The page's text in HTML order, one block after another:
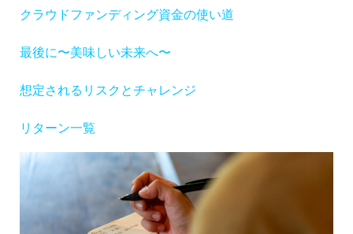
クラウドファンディング資金の使い道
最後に〜美味しい未来へ〜
想定されるリスクとチャレンジ
リターン一覧